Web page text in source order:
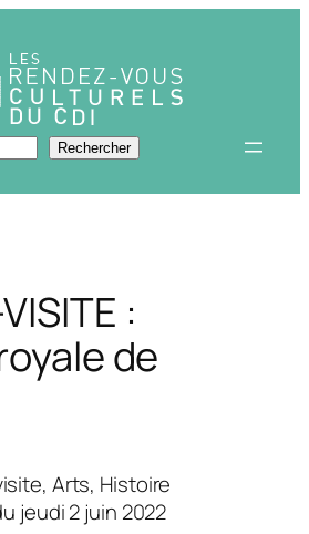
Rechercher
:
de
Arts, Histoire
jeudi 2 juin 2022